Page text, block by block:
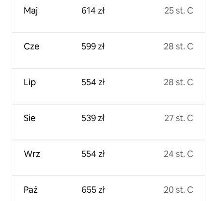
Maj
Cze
Lip
Sie
Wrz
Paź
614 zł
599 zł
554 zł
539 zł
554 zł
655 zł
25 st. C
28 st. C
28 st. C
27 st. C
24 st. C
20 st. C